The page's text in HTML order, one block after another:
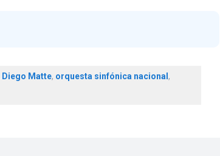
Diego Matte, orquesta sinfónica nacional ,